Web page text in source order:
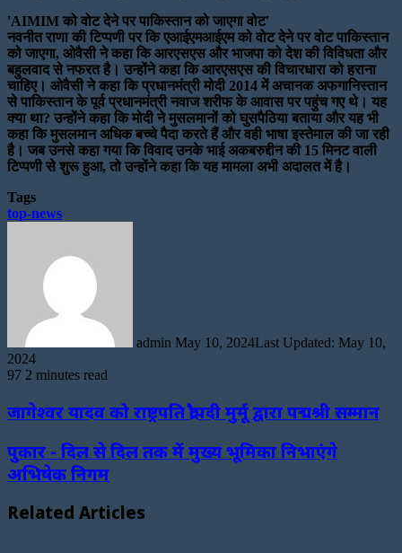
'AIMIM को वोट देने पर पाकिस्तान को जाएगा वोट'
नवनीत राणा की टिप्पणी पर कि एआईएमआईएम को वोट देने पर वोट पाकिस्तान
को जाएगा, ओवैसी ने कहा कि आरएसएस और भाजपा को देश की विविधता और
बहुलवाद से नफरत है। उन्होंने कहा कि आरएसएस की विचारधारा को हराना
चाहिए। ओवैसी ने कहा कि प्रधानमंत्री मोदी 2014 में अचानक अफगानिस्तान
से पाकिस्तान के पूर्व प्रधानमंत्री नवाज शरीफ के आवास पर पहुंच गए थे। यह
क्या था? उन्होंने कहा कि मोदी ने मुसलमानों को घुसपैठिया बताया और यह भी
कहा कि मुसलमान अधिक बच्चे पैदा करते हैं और वही भाषा इस्तेमाल की जा रही
है। जब उनसे कहा गया कि विवाद उनके भाई अकबरुद्दीन की 15 मिनट वाली
टिप्पणी से शुरू हुआ, तो उन्होंने कहा कि यह मामला अभी अदालत में है।
Tags
top-news
admin May 10, 2024Last Updated: May 10,
2024
97 2 minutes read
जागेश्वर यादव को राष्ट्रपति द्रौपदी मुर्मू द्वारा पद्मश्री सम्मान
पुकार - दिल से दिल तक में मुख्य भूमिका निभाएंगे
अभिषेक निगम
Related Articles